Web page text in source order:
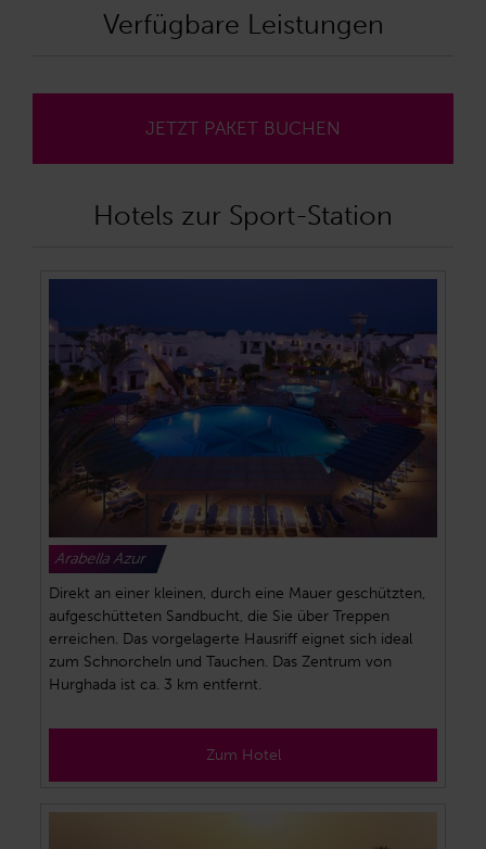
Verfügbare Leistungen
JETZT PAKET BUCHEN
Hotels zur Sport-Station
Arabella Azur
Direkt an einer kleinen, durch eine Mauer geschützten,
aufgeschütteten Sandbucht, die Sie über Treppen
erreichen. Das vorgelagerte Hausriff eignet sich ideal
zum Schnorcheln und Tauchen. Das Zentrum von
Hurghada ist ca. 3 km entfernt.
Zum Hotel